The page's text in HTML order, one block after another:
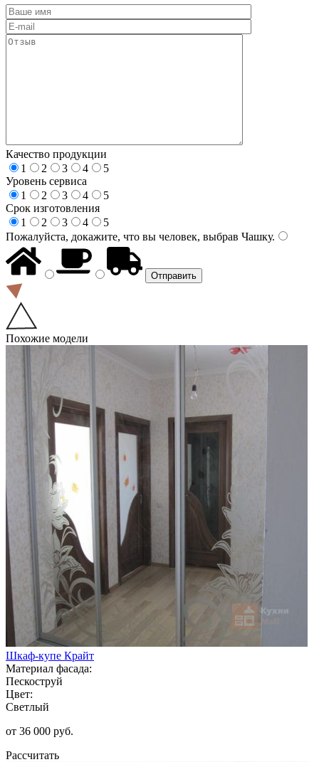
Качество продукции
1
2 3 4
5
Уровень сервиса
1
2 3 4
5
Срок изготовления
1
2 3 4
5
Пожалуйста, докажите, что вы человек, выбрав Чашку.
Похожие модели
Шкаф-купе Крайт
Материал фасада:
Пескоструй
Цвет:
Светлый
от 36 000 руб.
Рассчитать